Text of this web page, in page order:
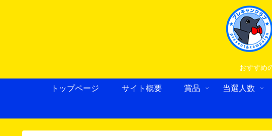
おすすめ
トップページ サイト概要 賞品 当選人数